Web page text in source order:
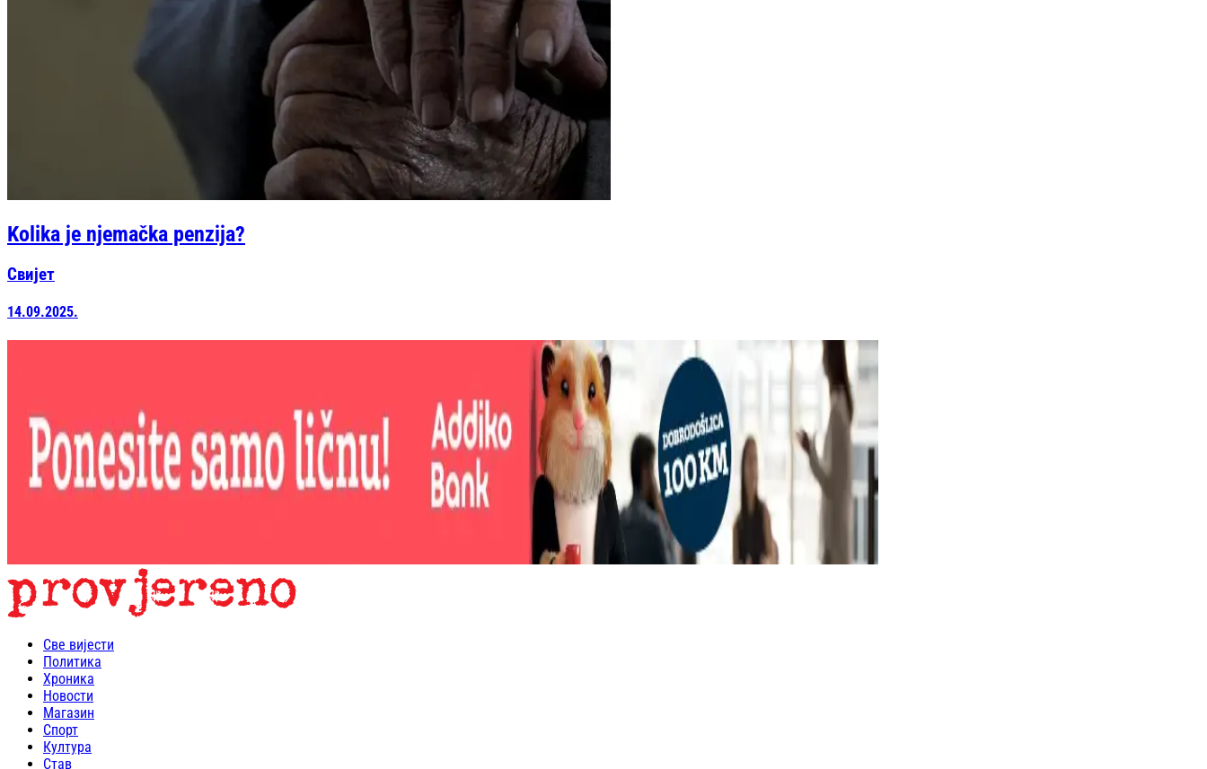
Kolika je njemačka penzija?
Свијет
14.09.2025.
Све вијести
Политика
Хроника
Новости
Магазин
Спорт
Култура
Став